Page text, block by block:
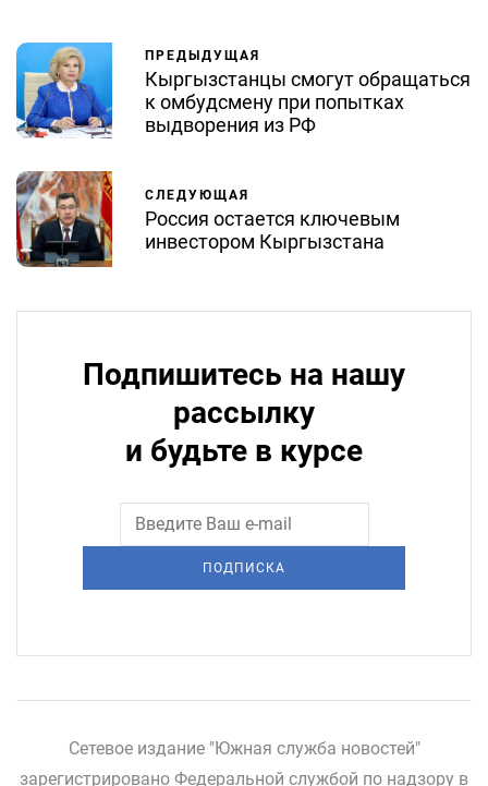
ПРЕДЫДУЩАЯ
Кыргызстанцы смогут обращаться
к омбудсмену при попытках
выдворения из РФ
СЛЕДУЮЩАЯ
Россия остается ключевым
инвестором Кыргызстана
Подпишитесь на нашу
рассылку
и будьте в курсе
ПОДПИСКА
Сетевое издание "Южная служба новостей"
зарегистрировано Федеральной службой по надзору в